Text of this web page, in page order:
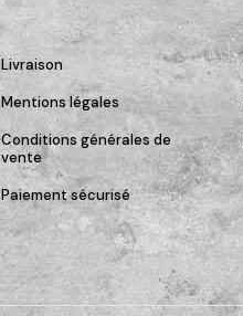
Livraison
Mentions légales
Conditions générales de
vente
Paiement sécurisé